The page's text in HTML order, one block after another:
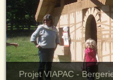
Projet VIAPAC -